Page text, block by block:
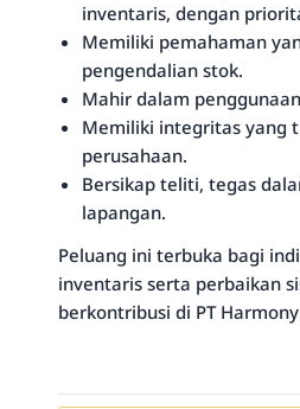
inventaris, dengan
Memiliki pemahaman
pengendalian stok.
Mahir dalam
Memiliki integritas yang
perusahaan.
Bersikap teliti, tegas
lapangan.
Peluang ini terbuka bagi
inventaris serta perbaikan
berkontribusi di PT